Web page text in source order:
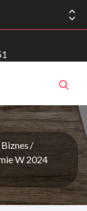
Biznes
W 2024